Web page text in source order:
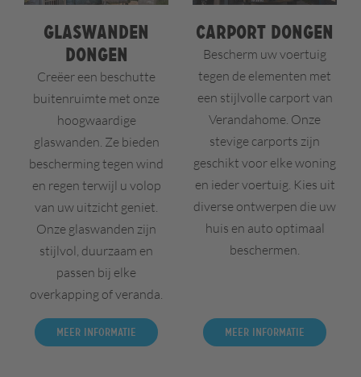
Glaswanden
Dongen
Creëer een beschutte
buitenruimte met onze
hoogwaardige
glaswanden. Ze bieden
bescherming tegen wind
en regen terwijl u volop
van uw uitzicht geniet.
Onze glaswanden zijn
stijlvol, duurzaam en
passen bij elke
overkapping of veranda.
Meer informatie
Carport Dongen
Bescherm uw voertuig
tegen de elementen met
een stijlvolle carport van
Verandahome. Onze
stevige carports zijn
geschikt voor elke woning
en ieder voertuig. Kies uit
diverse ontwerpen die uw
huis en auto optimaal
beschermen.
Meer informatie